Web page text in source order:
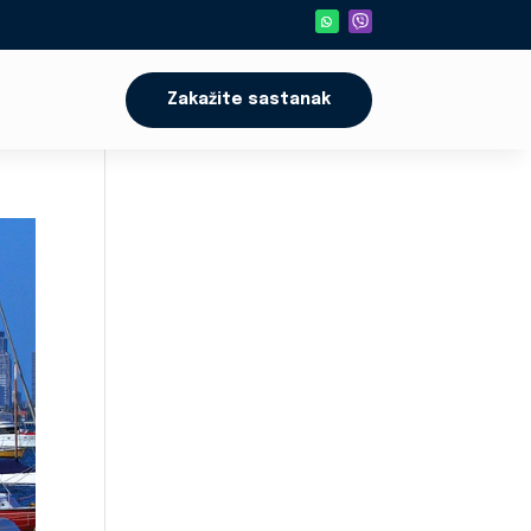
Zakažite sastanak